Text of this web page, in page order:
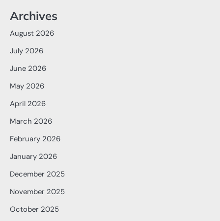
Archives
August 2026
July 2026
June 2026
May 2026
April 2026
March 2026
February 2026
January 2026
December 2025
November 2025
October 2025